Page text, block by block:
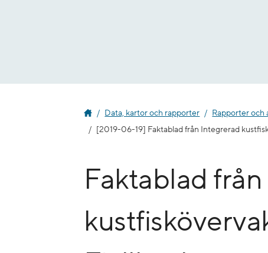
Data, kartor och rapporter
Rapporter och
[2019-06-19] Faktablad från Integrerad
Faktablad